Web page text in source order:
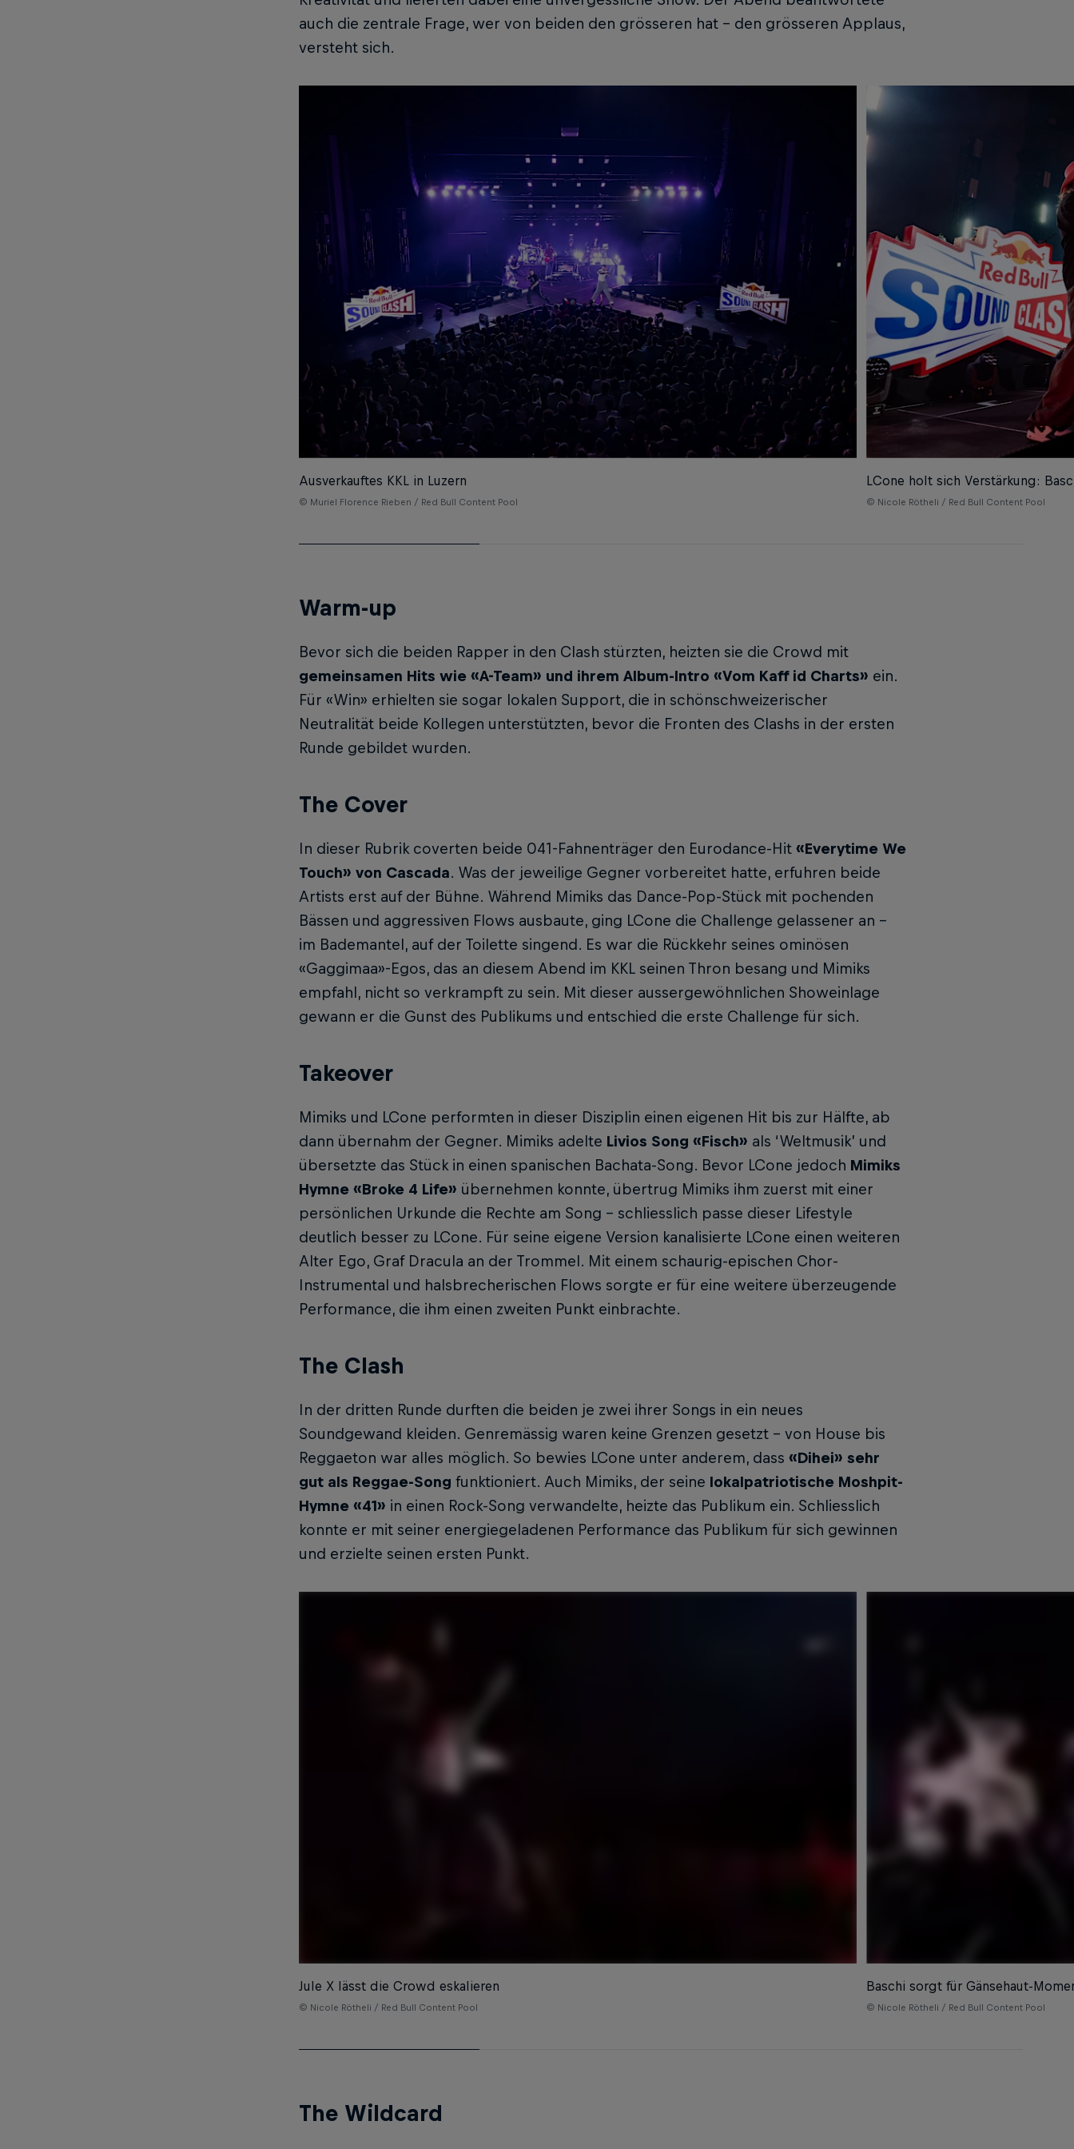
auch die zentrale Frage, wer von beiden den grösseren hat – den grösseren Applaus,
versteht sich.
Ausverkauftes KKL in Luzern
© Muriel Florence Rieben / Red Bull Content Pool
LCone holt sich Verstärkung:
© Nicole Rötheli / Red Bull Content Pool
Warm-up
Bevor sich die beiden Rapper in den Clash stürzten, heizten sie die Crowd mit
gemeinsamen Hits wie «A-Team» und ihrem Album-Intro «Vom Kaff id Charts» ein.
Für «Win» erhielten sie sogar lokalen Support, die in schönschweizerischer
Neutralität beide Kollegen unterstützten, bevor die Fronten des Clashs in der ersten
Runde gebildet wurden.
The Cover
In dieser Rubrik coverten beide 041-Fahnenträger den Eurodance-Hit «Everytime We
Touch» von Cascada. Was der jeweilige Gegner vorbereitet hatte, erfuhren beide
Artists erst auf der Bühne. Während Mimiks das Dance-Pop-Stück mit pochenden
Bässen und aggressiven Flows ausbaute, ging LCone die Challenge gelassener an –
im Bademantel, auf der Toilette singend. Es war die Rückkehr seines ominösen
«Gaggimaa»-Egos, das an diesem Abend im KKL seinen Thron besang und Mimiks
empfahl, nicht so verkrampft zu sein. Mit dieser aussergewöhnlichen Showeinlage
gewann er die Gunst des Publikums und entschied die erste Challenge für sich.
Takeover
Mimiks und LCone performten in dieser Disziplin einen eigenen Hit bis zur Hälfte, ab
dann übernahm der Gegner. Mimiks adelte Livios Song «Fisch» als ‘Weltmusik’ und
übersetzte das Stück in einen spanischen Bachata-Song. Bevor LCone jedoch Mimiks
Hymne «Broke 4 Life» übernehmen konnte, übertrug Mimiks ihm zuerst mit einer
persönlichen Urkunde die Rechte am Song – schliesslich passe dieser Lifestyle
deutlich besser zu LCone. Für seine eigene Version kanalisierte LCone einen weiteren
Alter Ego, Graf Dracula an der Trommel. Mit einem schaurig-epischen Chor-
Instrumental und halsbrecherischen Flows sorgte er für eine weitere überzeugende
Performance, die ihm einen zweiten Punkt einbrachte.
The Clash
In der dritten Runde durften die beiden je zwei ihrer Songs in ein neues
Soundgewand kleiden. Genremässig waren keine Grenzen gesetzt – von House bis
Reggaeton war alles möglich. So bewies LCone unter anderem, dass «Dihei» sehr
gut als Reggae-Song funktioniert. Auch Mimiks, der seine lokalpatriotische Moshpit-
Hymne «41» in einen Rock-Song verwandelte, heizte das Publikum ein. Schliesslich
konnte er mit seiner energiegeladenen Performance das Publikum für sich gewinnen
und erzielte seinen ersten Punkt.
Jule X lässt die Crowd eskalieren
© Nicole Rötheli / Red Bull Content Pool
Baschi sorgt für Gänsehaut-
© Nicole Rötheli / Red Bull Content Pool
The Wildcard